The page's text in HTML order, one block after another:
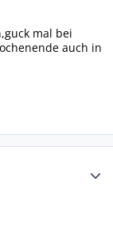
mal bei
auch in